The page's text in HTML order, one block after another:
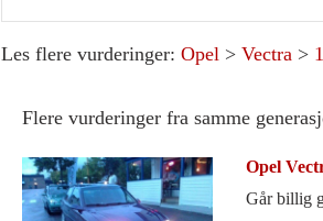
Les flere vurderinger: Opel > Vectra >
Flere vurderinger fra samme
Opel
Går billig